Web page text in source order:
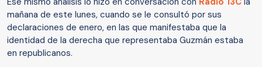
mañana de este lunes, cuando se le consultó por sus
declaraciones de enero, en las que manifestaba que la
identidad de la derecha que representaba Guzmán estaba
en republicanos.